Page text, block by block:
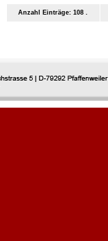
Anzahl Einträge: 108 .